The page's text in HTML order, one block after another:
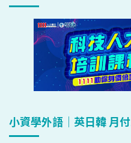
小資學外語｜英日韓 月